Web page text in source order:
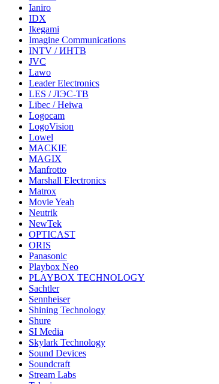
Ianiro
IDX
Ikegami
Imagine Communications
INTV / ИНТВ
JVC
Lawo
Leader Electronics
LES / ЛЭС-ТВ
Libec / Heiwa
Logocam
LogoVision
Lowel
MACKIE
MAGIX
Manfrotto
Marshall Electronics
Matrox
Movie Yeah
Neutrik
NewTek
OPTICAST
ORIS
Panasonic
Playbox Neo
PLAYBOX TECHNOLOGY
Sachtler
Sennheiser
Shining Technology
Shure
SI Media
Skylark Technology
Sound Devices
Soundcraft
Stream Labs